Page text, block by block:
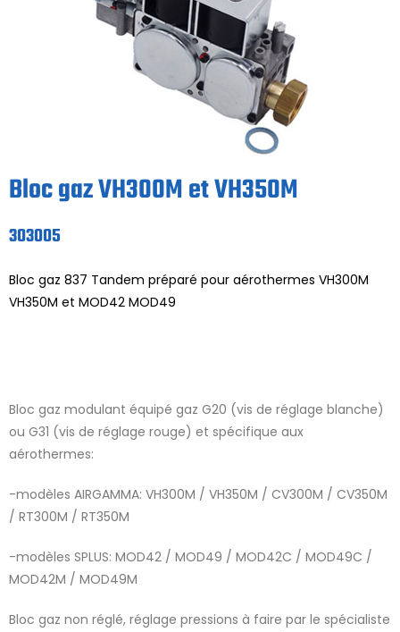
Bloc gaz VH300M et VH350M
303005
Bloc gaz 837 Tandem préparé pour aérothermes VH300M
VH350M et MOD42 MOD49
Bloc gaz modulant équipé gaz G20 (vis de réglage blanche)
ou G31 (vis de réglage rouge) et spécifique aux
aérothermes:
-modèles AIRGAMMA: VH300M / VH350M / CV300M / CV350M
/ RT300M / RT350M
-modèles SPLUS: MOD42 / MOD49 / MOD42C / MOD49C /
MOD42M / MOD49M
Bloc gaz non réglé, réglage pressions à faire par le spécialiste